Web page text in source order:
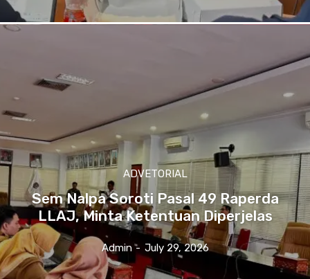
ADVETORIAL
Sem Nalpa Soroti Pasal 49 Raperda
LLAJ, Minta Ketentuan Diperjelas
Admin - July 29, 2026